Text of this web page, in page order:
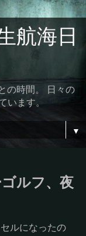
航海日
の時間。 日々の
います。
▼
ルフ、夜
ルになったの